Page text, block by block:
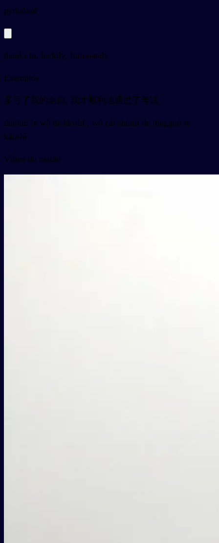
pyduōkuī
thanks to, luckily, fortunately
Exemplos
多亏了我的老师, 我才顺利地通过了考试
duōkuī le wǒ de lǎoshī , wǒ cái shùnlì de tōngguò le
kǎoshì
Vídeo do cartão